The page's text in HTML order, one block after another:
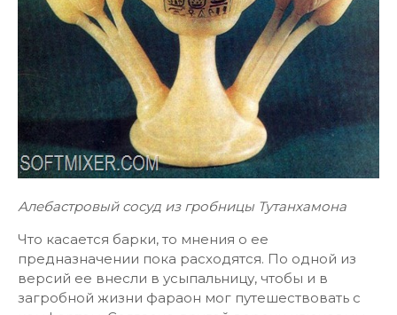
Алебастровый сосуд из гробницы Тутанхамона
Что касается барки, то мнения о ее
предназначении пока расходятся. По одной из
версий ее внесли в усыпальницу, чтобы и в
загробной жизни фараон мог путешествовать с